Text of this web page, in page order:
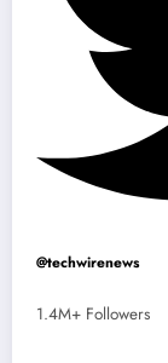
@techwirenews
1.4M+ Followers